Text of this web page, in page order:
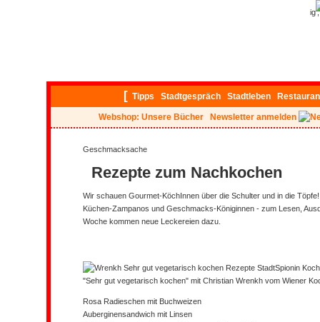
[ Tipps Stadtgespräch Stadtleben
Webshop: Unsere Bücher Newsletter anmelden
Geschmacksache
Rezepte zum Nachkochen
Wir schauen Gourmet-KöchInnen über die Schulter und in die Töpfe!
Küchen-Zampanos und Geschmacks-Königinnen - zum Lesen,
Woche kommen neue Leckereien dazu.
"Sehr gut vegetarisch kochen" mit Christian Wrenkh vom Wiener
Rosa Radieschen mit Buchweizen
Auberginensandwich mit Linsen